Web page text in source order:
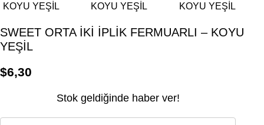
SWEET ORTA İKİ İPLİK FERMUARLI – KOYU
YEŞİL
$6,30
Stok geldiğinde haber ver!